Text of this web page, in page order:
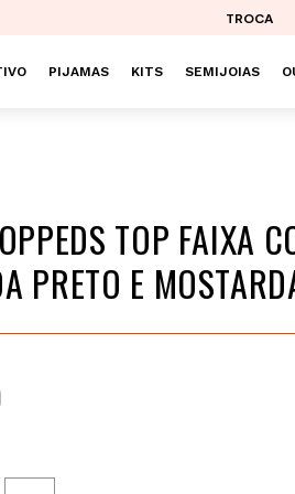
TROCA
PIJAMAS KITS SEMIJOIAS
TOP FAIXA
PRETO E